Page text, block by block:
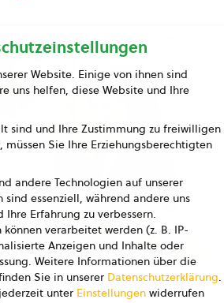
Website. Einige von ihnen sind
uns helfen, diese Website und Ihre
sind und Ihre Zustimmung zu freiwilligen
Sie Ihre Erziehungsberechtigten
andere Technologien auf unserer
essenziell, während andere uns
Erfahrung zu verbessern.
können verarbeitet werden (z. B. IP-
Anzeigen und Inhalte oder
Weitere Informationen über die
Sie in unserer Datenschutzerklärung.
unter Einstellungen widerrufen